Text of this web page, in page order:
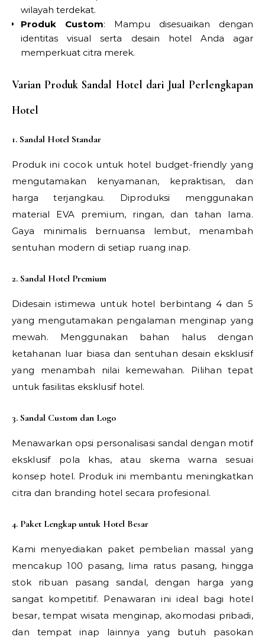
wilayah terdekat.
Produk Custom: Mampu disesuaikan dengan
identitas visual serta desain hotel Anda agar
memperkuat citra merek.
Varian Produk Sandal Hotel dari Jual Perlengkapan
Hotel
1. Sandal Hotel Standar
Produk ini cocok untuk hotel budget-friendly yang
mengutamakan kenyamanan, kepraktisan, dan
harga terjangkau. Diproduksi menggunakan
material EVA premium, ringan, dan tahan lama.
Gaya minimalis bernuansa lembut, menambah
sentuhan modern di setiap ruang inap.
2. Sandal Hotel Premium
Didesain istimewa untuk hotel berbintang 4 dan 5
yang mengutamakan pengalaman menginap yang
mewah. Menggunakan bahan halus dengan
ketahanan luar biasa dan sentuhan desain eksklusif
yang menambah nilai kemewahan. Pilihan tepat
untuk fasilitas eksklusif hotel.
3. Sandal Custom dan Logo
Menawarkan opsi personalisasi sandal dengan motif
eksklusif pola khas, atau skema warna sesuai
konsep hotel. Produk ini membantu meningkatkan
citra dan branding hotel secara profesional.
4. Paket Lengkap untuk Hotel Besar
Kami menyediakan paket pembelian massal yang
mencakup 100 pasang, lima ratus pasang, hingga
stok ribuan pasang sandal, dengan harga yang
sangat kompetitif. Penawaran ini ideal bagi hotel
besar, tempat wisata menginap, akomodasi pribadi,
dan tempat inap lainnya yang butuh pasokan